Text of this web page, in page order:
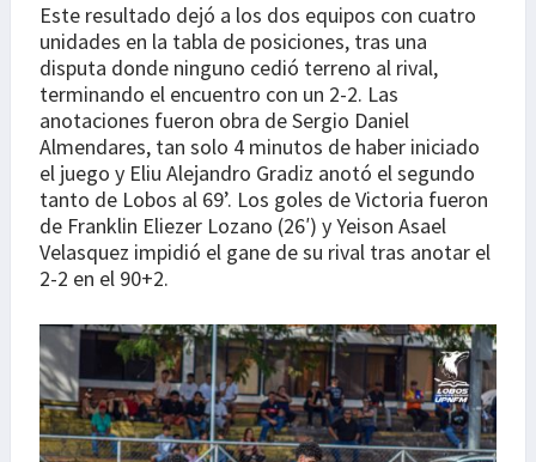
Este resultado dejó a los dos equipos con cuatro
unidades en la tabla de posiciones, tras una
disputa donde ninguno cedió terreno al rival,
terminando el encuentro con un 2-2. Las
anotaciones fueron obra de Sergio Daniel
Almendares, tan solo 4 minutos de haber iniciado
el juego y Eliu Alejandro Gradiz anotó el segundo
tanto de Lobos al 69’. Los goles de Victoria fueron
de Franklin Eliezer Lozano (26′) y Yeison Asael
Velasquez impidió el gane de su rival tras anotar el
2-2 en el 90+2.